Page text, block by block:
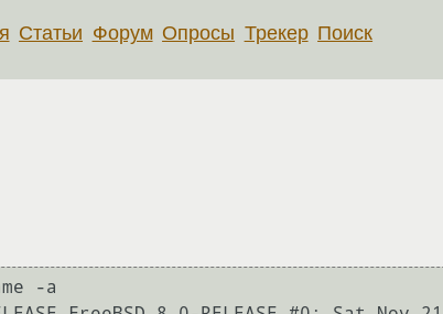
Статьи Форум Опросы Трекер Поиск
-a